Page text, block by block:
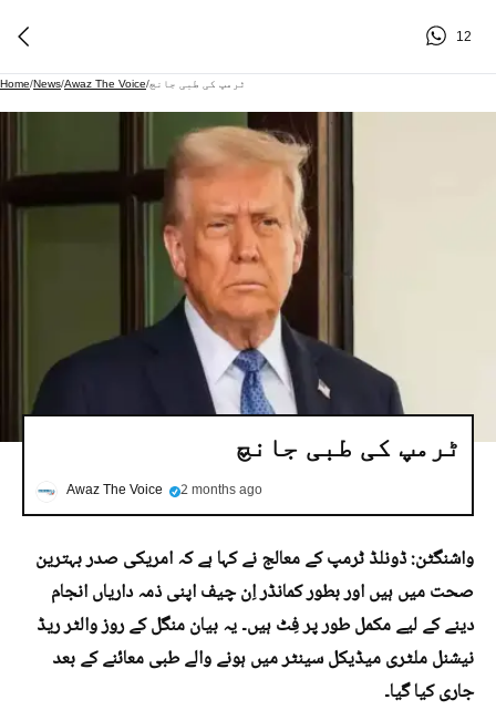
12
Home/News/Awaz The Voice/ٹرمپ کی طبی جانچ
ٹرمپ کی طبی جانچ
Awaz The Voice 2 months ago
واشنگٹن: ڈونلڈ ٹرمپ کے معالج نے کہا ہے کہ امریکی صدر بہترین
صحت میں ہیں اور بطور کمانڈر اِن چیف اپنی ذمہ داریاں انجام
دینے کے لیے مکمل طور پر فِٹ ہیں۔ یہ بیان منگل کے روز والٹر ریڈ
نیشنل ملٹری میڈیکل سینٹر میں ہونے والے طبی معائنے کے بعد
جاری کیا گیا۔